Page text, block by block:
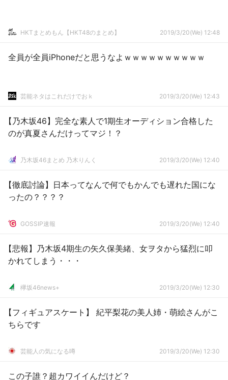
HKTまとめもん【HKT48のまとめ】 2019/3/20(We) 12:48
全員が全員iPhoneだと思うなよｗｗｗｗｗｗｗｗｗｗ
芸能ネタはこれだけでおｋ 2019/3/20(We) 12:43
【乃木坂46】完全な素人で1期生オーディション合格した
のが真夏さんだけってマジ！？
乃木坂46まとめ 乃木りんく 2019/3/20(We) 12:40
【徹底討論】日本ってなんで何でもかんでも遅れた国にな
ったの？？？？
GOSSIP速報 2019/3/20(We) 12:40
【悲報】乃木坂4期生の矢久保美緒、女ヲタから猛烈に叩
かれてしまう・・・
欅坂46news+ 2019/3/20(We) 12:30
【フィギュアスケート】 紀平梨花の美人姉・萌絵さんがこ
ちらです
芸能人の気になる噂 2019/3/20(We) 12:30
この子誰？超カワイイんだけど？